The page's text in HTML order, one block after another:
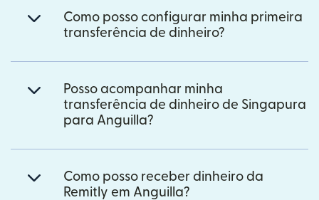
Como posso configurar minha primeira
transferência de dinheiro?
Posso acompanhar minha
transferência de dinheiro de Singapura
para Anguilla?
Como posso receber dinheiro da
Remitly em Anguilla?